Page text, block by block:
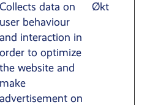
Collects data on
user behaviour
and interaction in
order to optimize
the website and
make
advertisement on
Økt